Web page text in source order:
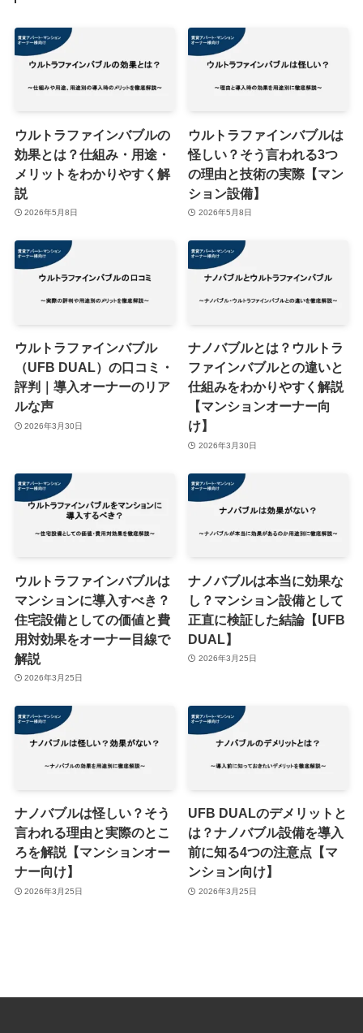
ウルトラファインバブルの
効果とは？仕組み・用途・
メリットをわかりやすく解
説
2026年5月8日
ウルトラファインバブルは
怪しい？そう言われる3つ
の理由と技術の実際【マン
ション設備】
2026年5月8日
ウルトラファインバブル
（UFB DUAL）の口コミ・
評判｜導入オーナーのリア
ルな声
2026年3月30日
ナノバブルとは？ウルトラ
ファインバブルとの違いと
仕組みをわかりやすく解説
【マンションオーナー向
け】
2026年3月30日
ウルトラファインバブルは
マンションに導入すべき？
住宅設備としての価値と費
用対効果をオーナー目線で
解説
2026年3月25日
ナノバブルは本当に効果な
し？マンション設備として
正直に検証した結論【UFB
DUAL】
2026年3月25日
ナノバブルは怪しい？そう
言われる理由と実際のとこ
ろを解説【マンションオー
ナー向け】
2026年3月25日
UFB DUALのデメリットと
は？ナノバブル設備を導入
前に知る4つの注意点【マ
ンション向け】
2026年3月25日